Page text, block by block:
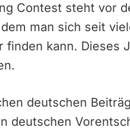
Contest steht vor
man sich seit
finden kann. Dieses
deutschen
deutschen